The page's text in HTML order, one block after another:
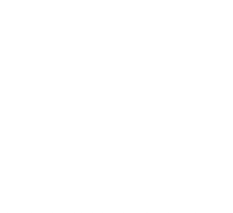
nos no X (Twitter)
Telegram